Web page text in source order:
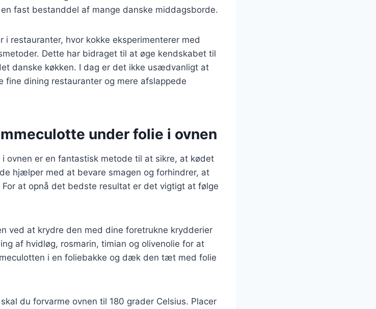
fast bestanddel af mange danske middagsborde.
restauranter, hvor kokke eksperimenterer med
Dette har bidraget til at øge kendskabet til
danske køkken. I dag er det ikke usædvanligt at
fine dining restauranter og mere afslappede
under folie i ovnen
ovnen er en fantastisk metode til at sikre, at kødet
hjælper med at bevare smagen og forhindrer, at
at opnå det bedste resultat er det vigtigt at følge
ved at krydre den med dine foretrukne krydderier
af hvidløg, rosmarin, timian og olivenolie for at
i en foliebakke og dæk den tæt med folie
du forvarme ovnen til 180 grader Celsius. Placer